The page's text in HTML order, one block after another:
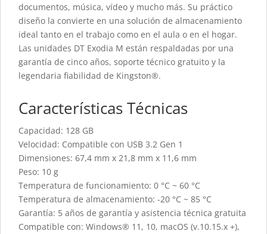
documentos, música, vídeo y mucho más. Su práctico
diseño la convierte en una solución de almacenamiento
ideal tanto en el trabajo como en el aula o en el hogar.
Las unidades DT Exodia M están respaldadas por una
garantía de cinco años, soporte técnico gratuito y la
legendaria fiabilidad de Kingston®.
Características Técnicas
Capacidad: 128 GB
Velocidad: Compatible con USB 3.2 Gen 1
Dimensiones: 67,4 mm x 21,8 mm x 11,6 mm
Peso: 10 g
Temperatura de funcionamiento: 0 °C ~ 60 °C
Temperatura de almacenamiento: -20 °C ~ 85 °C
Garantía: 5 años de garantía y asistencia técnica gratuita
Compatible con: Windows® 11, 10, macOS (v.10.15.x +),